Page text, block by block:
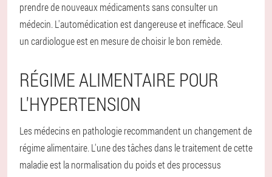
prendre de nouveaux médicaments sans consulter un
médecin. L'automédication est dangereuse et inefficace. Seul
un cardiologue est en mesure de choisir le bon remède.
RÉGIME ALIMENTAIRE POUR
L'HYPERTENSION
Les médecins en pathologie recommandent un changement de
régime alimentaire. L'une des tâches dans le traitement de cette
maladie est la normalisation du poids et des processus